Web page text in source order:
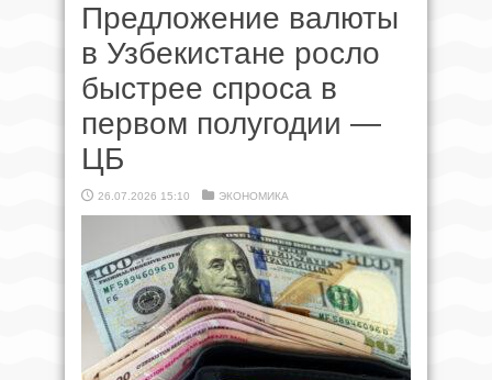
Предложение валюты
в Узбекистане росло
быстрее спроса в
первом полугодии —
ЦБ
26.07.2026 15:10 ЭКОНОМИКА